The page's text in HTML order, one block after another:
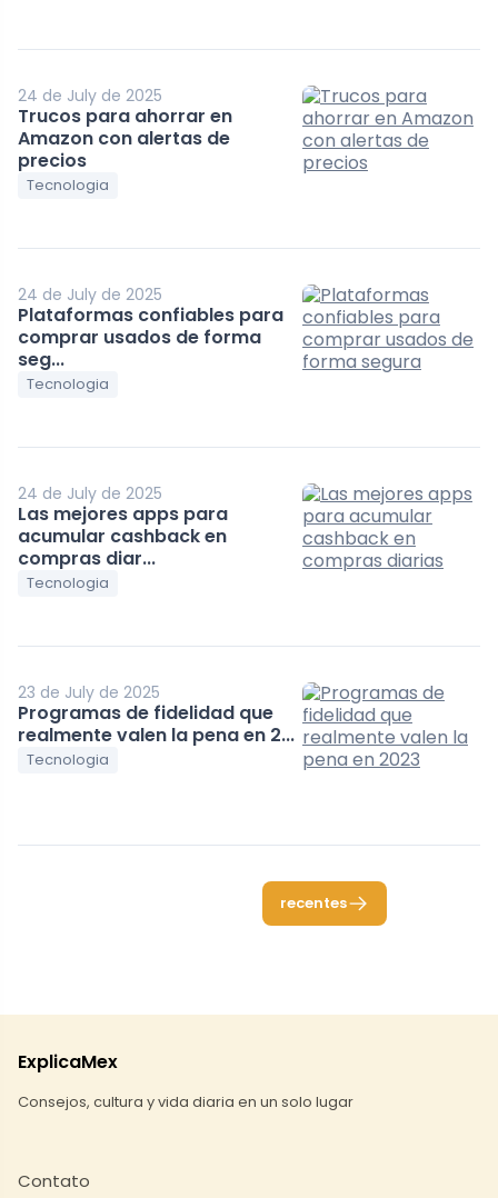
24 de July de 2025
Trucos para ahorrar en
Amazon con alertas de
precios
Tecnologia
24 de July de 2025
Plataformas confiables para
comprar usados de forma
seg...
Tecnologia
24 de July de 2025
Las mejores apps para
acumular cashback en
compras diar...
Tecnologia
23 de July de 2025
Programas de fidelidad que
realmente valen la pena en 2...
Tecnologia
recentes
ExplicaMex
Consejos, cultura y vida diaria en un solo lugar
Contato